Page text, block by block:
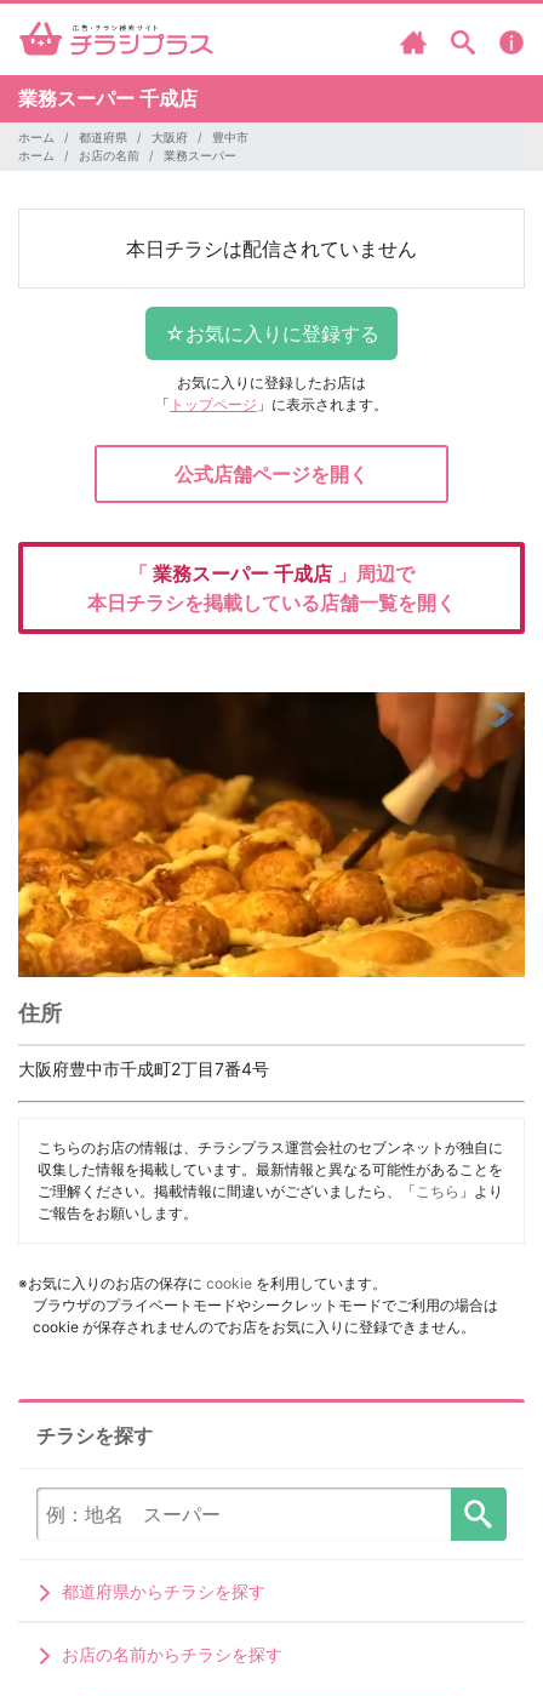
業務スーパー 千成店
ホーム 都道府県 大阪府
豊中市
ホーム
お店の名前 業務スーパー
本日チラシは配信されていません
お気に入りに登録したお店は
「 トップページ 」に表示されます。
公式店舗ページを開く
「 業務スーパー 千成店 」周辺で
本日チラシを掲載している店舗一覧を開く
住所
大阪府豊中市千成町2丁目7番4号
こちらのお店の情報は、チラシプラス運営会社のセブンネットが独自に
収集した情報を掲載しています。最新情報と異なる可能性があることを
ご理解ください。掲載情報に間違いがございましたら、「 こちら 」より
ご報告をお願いします。
※お気に入りのお店の保存に cookie を利用しています。
ブラウザのプライベートモードやシークレットモードでご利用の場合は
cookie が保存されませんのでお店をお気に入りに登録できません。
チラシを探す
都道府県からチラシを探す
お店の名前からチラシを探す